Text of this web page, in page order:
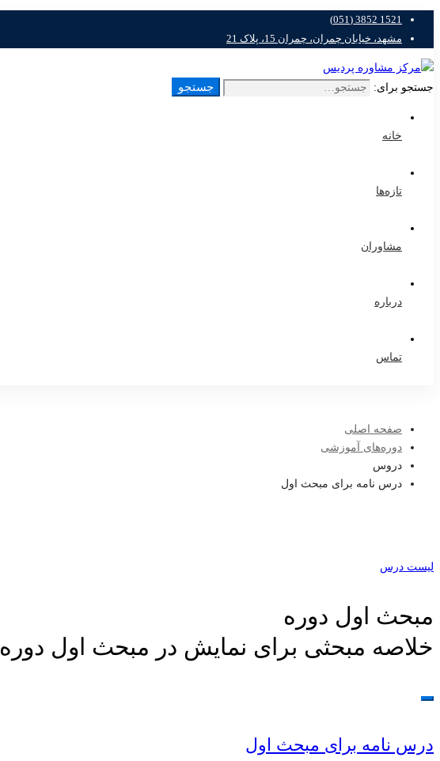
1521 3852 (051)
مشهد، خیابان چمران، چمران 15، پلاک 21
جستجو برای: جستجو
خانه
تازه‌ها
مشاوران
درباره
تماس
صفحه اصلی
دوره‌های آموزشی
دروس
درس نامه برای مبحث اول
لیست درس
مبحث اول دوره
خلاصه مبحثی برای نمایش در مبحث اول دوره
درس نامه برای مبحث اول